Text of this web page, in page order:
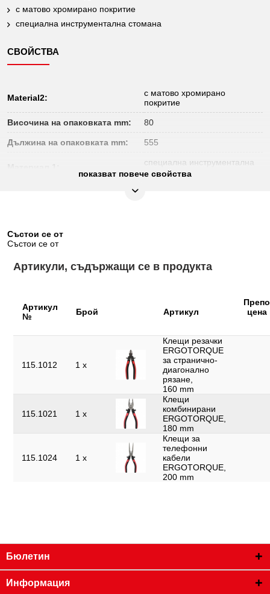
с матово хромирано покритие
специална инструментална стомана
СВОЙСТВА
Material2:
с матово хромирано
покритие
Височина на опаковката mm: 80
Дължина на опаковката mm: 555
специална инструментална
стомана
Съдържание на опаковката:
Тегло в g:
Широчина на опаковката mm:
показват повече свойства
Състои се от
Състои се от
Артикули, съдържащи се в продукта
Артикул
№
Брой Артикул
цена
115.1012 1 x
Клещи резачки
ERGOTORQUE
за странично-
диагонално
рязане,
160 mm
115.1021 1 x
Клещи
комбинирани
ERGOTORQUE,
180 mm
115.1024 1 x
Клещи за
телефонни
кабели
ERGOTORQUE,
200 mm
Бюлетин
Информация